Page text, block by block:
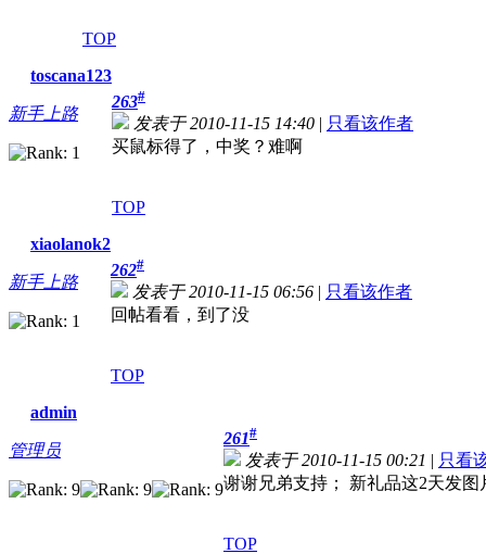
TOP
toscana123
新手上路
263#
发表于 2010-11-15 14:40 | 只看该作者
买鼠标得了，中奖？难啊
TOP
xiaolanok2
新手上路
262#
发表于 2010-11-15 06:56 | 只看该作者
回帖看看，到了没
TOP
admin
管理员
261#
发表于 2010-11-15 00:21 | 只看
谢谢兄弟支持； 新礼品这2天发图
TOP